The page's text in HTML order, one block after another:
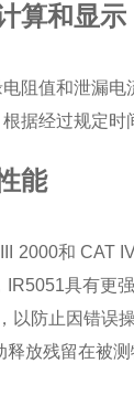
算和显示
阻值和泄漏
据经过规定时
能
2000和 CAT
具有更
以防止因错误
放残留在被